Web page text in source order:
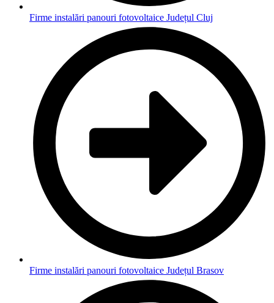
Firme instalări panouri fotovoltaice Județul Cluj
Firme instalări panouri fotovoltaice Județul Brasov